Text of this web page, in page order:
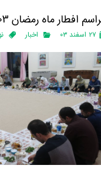
افطار ماه رمضان 1403
۲۷ اسفند ۰۳ اخبار